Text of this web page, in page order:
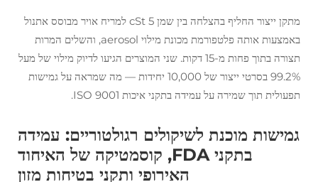
מתקן ייצור החליף בהצלחה בין שמן 5 cSt למריח אויר מבוסס אתנול
באמצעות אותה פלטפורמת מכונת מילוי aerosol, והשלים המרות
תצורה בתוך פחות מ-15 דקות. שני המוצרים הגיעו לדיוק מילוי של מעל
99.2% בסרטי ייצור של 10,000 יחידות — מה שמראה על גמישות
תפעולית תוך שמירה על עמידה בתקני איכות ISO 9001.
גמישות מוכנת לשיקולים רגולטוריים: עמידה
בתקני FDA, קוסמטיקה של האיחוד
האירופי ותקני בטיחות מזון